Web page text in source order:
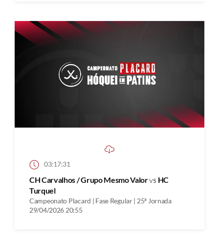
03:17:31
CH Carvalhos / Grupo Mesmo Valorvs HC
Turquel
Campeonato Placard | Fase Regular | 25ª Jornada
29/04/2026 20:55